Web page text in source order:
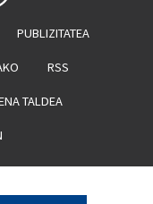
PUBLIZITATEA
RSS
TALDEA